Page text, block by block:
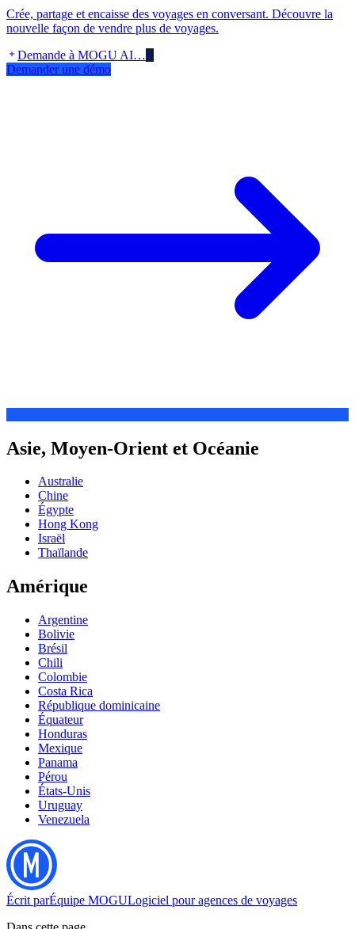
Crée, partage et encaisse des voyages en conversant. Découvre la
nouvelle façon de vendre plus de voyages.
Demande à MOGU AI…
Demander une démo
Asie, Moyen-Orient et Océanie
Australie
Chine
Égypte
Hong Kong
Israël
Thaïlande
Amérique
Argentine
Bolivie
Brésil
Chili
Colombie
Costa Rica
République dominicaine
Équateur
Honduras
Mexique
Panama
Pérou
États-Unis
Uruguay
Venezuela
Écrit parÉquipe MOGULogiciel pour agences de voyages